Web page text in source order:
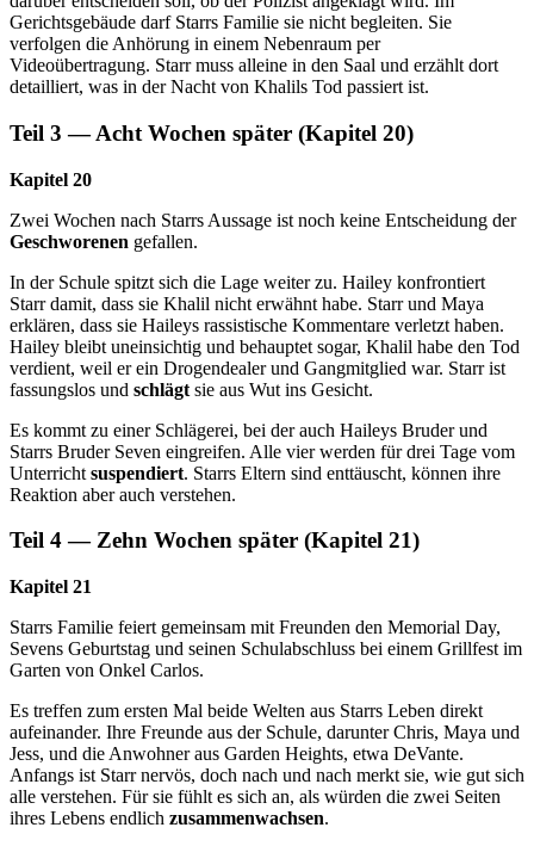
Gerichtsgebäude darf Starrs Familie sie nicht begleiten. Sie
verfolgen die Anhörung in einem Nebenraum per
Videoübertragung. Starr muss alleine in den Saal und erzählt dort
detailliert, was in der Nacht von Khalils Tod passiert ist.
Teil 3 — Acht Wochen später (Kapitel 20)
Kapitel 20
Zwei Wochen nach Starrs Aussage ist noch keine Entscheidung der
Geschworenen gefallen.
In der Schule spitzt sich die Lage weiter zu. Hailey konfrontiert
Starr damit, dass sie Khalil nicht erwähnt habe. Starr und Maya
erklären, dass sie Haileys rassistische Kommentare verletzt haben.
Hailey bleibt uneinsichtig und behauptet sogar, Khalil habe den Tod
verdient, weil er ein Drogendealer und Gangmitglied war. Starr ist
fassungslos und schlägt sie aus Wut ins Gesicht.
Es kommt zu einer Schlägerei, bei der auch Haileys Bruder und
Starrs Bruder Seven eingreifen. Alle vier werden für drei Tage vom
Unterricht suspendiert. Starrs Eltern sind enttäuscht, können ihre
Reaktion aber auch verstehen.
Teil 4 — Zehn Wochen später (Kapitel 21)
Kapitel 21
Starrs Familie feiert gemeinsam mit Freunden den Memorial Day,
Sevens Geburtstag und seinen Schulabschluss bei einem Grillfest im
Garten von Onkel Carlos.
Es treffen zum ersten Mal beide Welten aus Starrs Leben direkt
aufeinander. Ihre Freunde aus der Schule, darunter Chris, Maya und
Jess, und die Anwohner aus Garden Heights, etwa DeVante.
Anfangs ist Starr nervös, doch nach und nach merkt sie, wie gut sich
alle verstehen. Für sie fühlt es sich an, als würden die zwei Seiten
ihres Lebens endlich zusammenwachsen.